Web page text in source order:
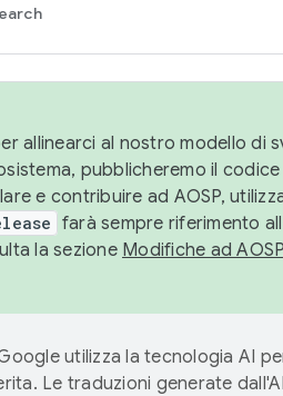
allinearci al nostro modello di
pubblicheremo il
e contribuire ad AOSP,
farà sempre riferimento
la sezione Modifiche ad AOSP
utilizza la tecnologia AI
Le traduzioni generate